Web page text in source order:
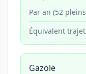
Par an (52
Équivalent trajet
Gazole